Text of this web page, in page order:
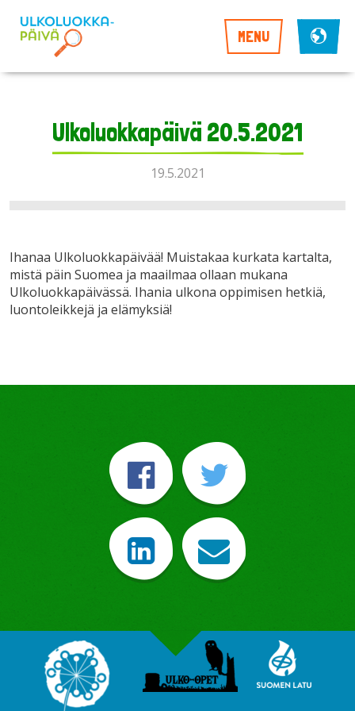
MENU
Ulkoluokkapäivä 20.5.2021
19.5.2021
Ihanaa Ulkoluokkapäivää! Muistakaa kurkata kartalta,
mistä päin Suomea ja maailmaa ollaan mukana
Ulkoluokkapäivässä. Ihania ulkona oppimisen hetkiä,
luontoleikkejä ja elämyksiä!